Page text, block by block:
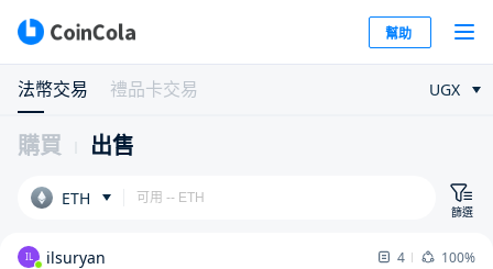
幫助
法幣交易 禮品卡交易 UGX
購買 出售
ETH
篩選
IL ilsuryan 4
100%